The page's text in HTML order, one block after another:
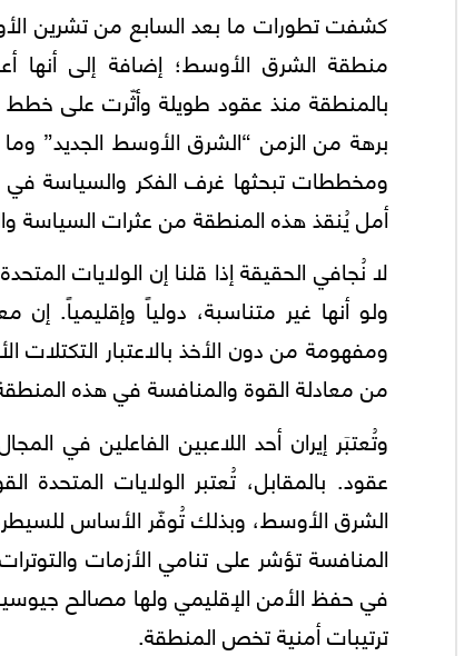
منطقة الشرق الأوسط؛ إضافة إلی أنها
بالمنطقة منذ عقود طويلة وأثّرت علی
برهة من الزمن “الشرق الأوسط الجديد”
ومخططات تبحثها غرف الفكر والسياسة في
أمل يُنقذ هذه المنطقة من عثرات السياسة
لا نُجافي الحقيقة إذا قلنا إن الولايات
ولو أنها غير متناسبة، دولياً
ومفهومة من دون الأخذ بالاعتبار
من معادلة القوة والمنافسة في هذه
وتُعتبَر إيران أحد اللاعبين الفاعلين في
عقود. بالمقابل، تُعتبر الولايات
الشرق الأوسط، وبذلك تُوفّر الأساس
المنافسة تؤشر علی تنامي الأزمات
في حفظ الأمن الإقليمي ولها مصالح
ترتيبات أمنية تخص المنطقة.